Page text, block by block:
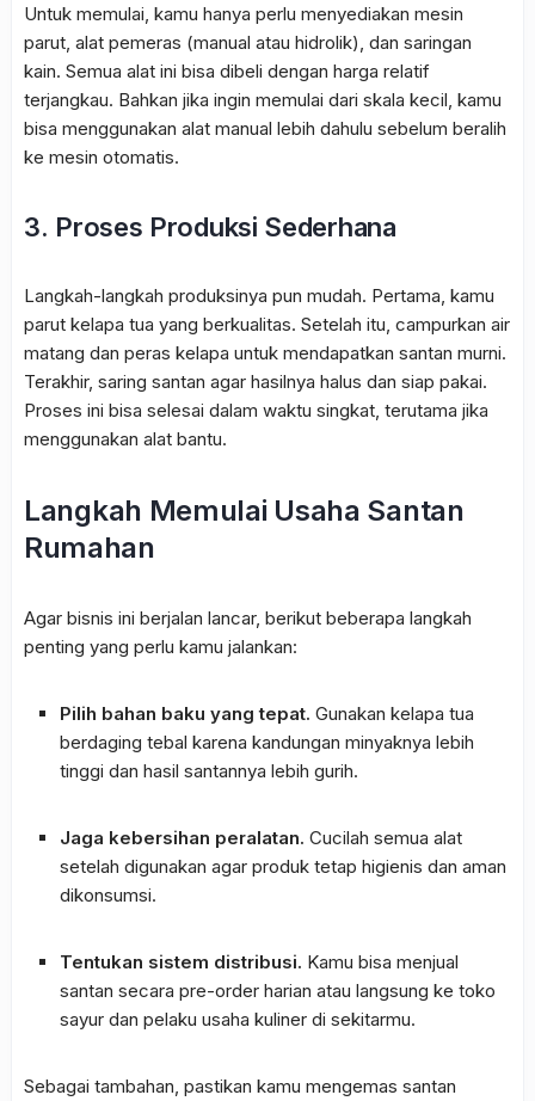
Untuk memulai, kamu hanya perlu menyediakan mesin
parut, alat pemeras (manual atau hidrolik), dan saringan
kain. Semua alat ini bisa dibeli dengan harga relatif
terjangkau. Bahkan jika ingin memulai dari skala kecil, kamu
bisa menggunakan alat manual lebih dahulu sebelum beralih
ke mesin otomatis.
3. Proses Produksi Sederhana
Langkah-langkah produksinya pun mudah. Pertama, kamu
parut kelapa tua yang berkualitas. Setelah itu, campurkan air
matang dan peras kelapa untuk mendapatkan santan murni.
Terakhir, saring santan agar hasilnya halus dan siap pakai.
Proses ini bisa selesai dalam waktu singkat, terutama jika
menggunakan alat bantu.
Langkah Memulai Usaha Santan
Rumahan
Agar bisnis ini berjalan lancar, berikut beberapa langkah
penting yang perlu kamu jalankan:
Pilih bahan baku yang tepat. Gunakan kelapa tua
berdaging tebal karena kandungan minyaknya lebih
tinggi dan hasil santannya lebih gurih.
Jaga kebersihan peralatan. Cucilah semua alat
setelah digunakan agar produk tetap higienis dan aman
dikonsumsi.
Tentukan sistem distribusi. Kamu bisa menjual
santan secara pre-order harian atau langsung ke toko
sayur dan pelaku usaha kuliner di sekitarmu.
Sebagai tambahan, pastikan kamu mengemas santan